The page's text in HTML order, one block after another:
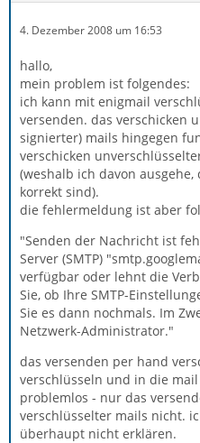
4. Dezember 2008 um 16:53
hallo,
mein problem ist folgendes:
ich kann mit enigmail
versenden. das verschicken
signierter) mails hingegen
verschicken
(weshalb ich davon
korrekt sind).
die fehlermeldung ist aber
"Senden der Nachricht ist
Server (SMTP)
verfügbar oder lehnt die
Sie, ob Ihre SMTP-
Sie es dann nochmals. Im
Netzwerk-Administrator."
das versenden per hand
verschlüsseln und in die
problemlos - nur das
verschlüsselter mails nicht.
überhaupt nicht erklären.